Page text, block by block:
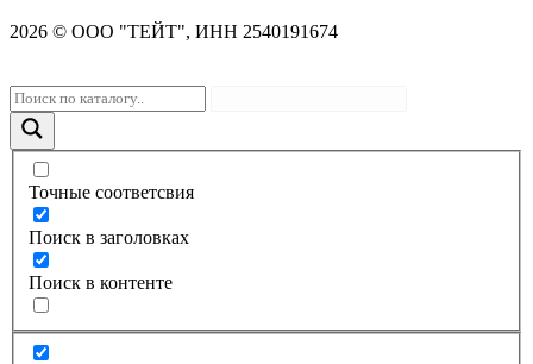
2026 © OOO "ТЕЙТ", ИНН 2540191674
Точные соответсвия
Поиск в заголовках
Поиск в контенте